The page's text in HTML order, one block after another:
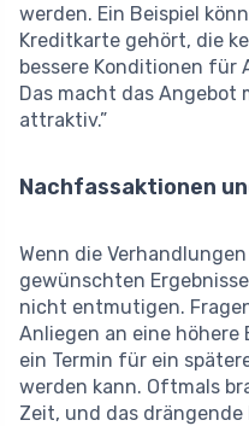
werden. Ein Beispiel
Kreditkarte gehört, die
bessere Konditionen für
Das macht das Angebot
attraktiv.”
Nachfassaktionen
Wenn die
gewünschten
nicht entmutigen.
Anliegen an eine höhere
ein Termin für ein
werden kann. Oftmals
Zeit, und das drängende